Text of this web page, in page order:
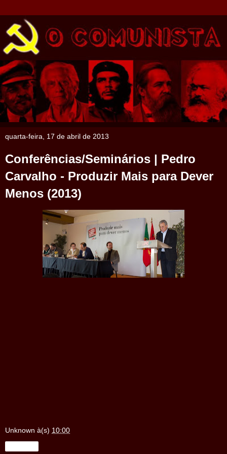
quarta-feira, 17 de abril de 2013
Conferências/Seminários | Pedro
Carvalho - Produzir Mais para Dever
Menos (2013)
Unknown à(s) 10:00